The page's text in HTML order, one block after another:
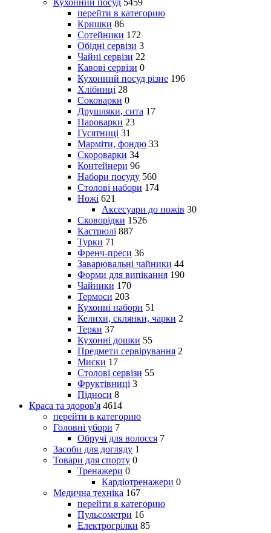
Кухонний посуд 5459
перейти в категорию
Кришки 86
Сотейники 172
Обідні сервізи 3
Чайні сервізи 22
Кавові сервізи 0
Кухонний посуд різне 196
Хлібниці 28
Соковарки 0
Друшляки, сита 17
Пароварки 23
Гусятниці 31
Марміти, фондю 33
Скороварки 34
Контейнери 96
Набори посуду 560
Столові набори 174
Ножі 621
Аксесуари до ножів 30
Сковорідки 1526
Кастрюлі 887
Турки 71
Френч-преси 36
Заварювальні чайники 44
Форми для випікання 190
Чайники 170
Термоси 203
Кухонні набори 51
Келихи, склянки, чарки 2
Терки 37
Кухонні дошки 55
Предмети сервірування 2
Миски 17
Столові сервізи 55
Фруктівниці 3
Підноси 8
Краса та здоров'я 4614
перейти в категорию
Головні убори 7
Обручі для волосся 7
Засоби для догляду 1
Товари для спорту 0
Тренажери 0
Кардіотренажери 0
Медична техніка 167
перейти в категорию
Пульсометри 16
Електрогрілки 85